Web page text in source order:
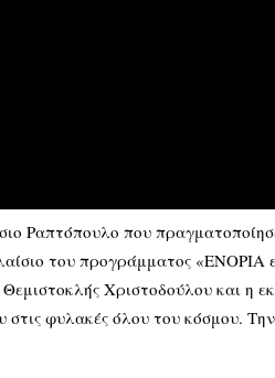
Ραπτόπουλο που
του προγράμματος «ΕΝΟΡΙΑ
Χριστοδούλου και η
στις φυλακές όλου του κόσμου.